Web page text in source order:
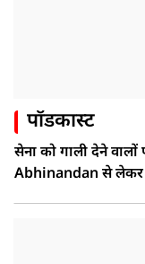
पॉडकास्ट
सेना को गाली देने
Abhinandan से लेकर